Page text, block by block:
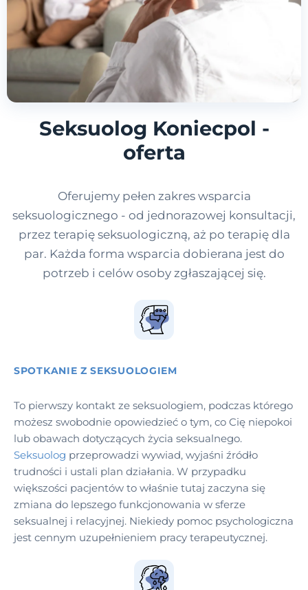
Seksuolog Koniecpol -
oferta
Oferujemy pełen zakres wsparcia
seksuologicznego - od jednorazowej konsultacji,
przez terapię seksuologiczną, aż po terapię dla
par. Każda forma wsparcia dobierana jest do
potrzeb i celów osoby zgłaszającej się.
SPOTKANIE Z SEKSUOLOGIEM
To pierwszy kontakt ze seksuologiem, podczas którego
możesz swobodnie opowiedzieć o tym, co Cię niepokoi
lub obawach dotyczących życia seksualnego.
Seksuolog przeprowadzi wywiad, wyjaśni źródło
trudności i ustali plan działania. W przypadku
większości pacjentów to właśnie tutaj zaczyna się
zmiana do lepszego funkcjonowania w sferze
seksualnej i relacyjnej. Niekiedy pomoc psychologiczna
jest cennym uzupełnieniem pracy terapeutycznej.